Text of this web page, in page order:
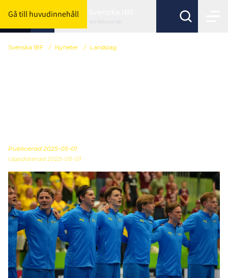
Gå till huvudinnehåll
Byt förbund här
Svenska IBF / Nyheter / Landslag
Publicerad 2025-05-01
Uppdaterad 2025-05-01